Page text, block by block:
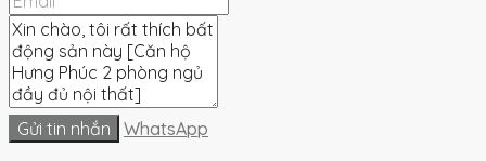
Gửi tin nhắn WhatsApp